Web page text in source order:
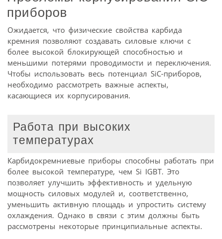
приборов
Ожидается, что физические свойства карбида
кремния позволяют создавать силовые ключи с
более высокой блокирующей способностью и
меньшими потерями проводимости и переключения.
Чтобы использовать весь потенциал SiC-приборов,
необходимо рассмотреть важные аспекты,
касающиеся их корпусирования.
Работа при высоких
температурах
Карбидокремниевые приборы способны работать при
более высокой температуре, чем Si IGBT. Это
позволяет улучшить эффективность и удельную
мощность силовых модулей и, соответственно,
уменьшить активную площадь и упростить систему
охлаждения. Однако в связи с этим должны быть
рассмотрены некоторые принципиальные аспекты.